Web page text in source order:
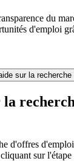
du
d'emploi
sur la
la
d'offres
sur